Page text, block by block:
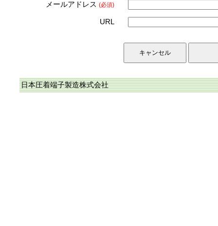
メールアドレス (必須)
URL
日本圧着端子製造株式会社